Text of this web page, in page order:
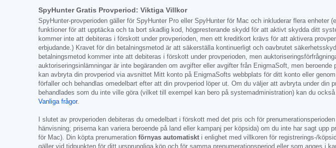
SpyHunter Gratis Provperiod: Viktiga Villkor
SpyHunter-provperioden gäller för SpyHunter Pro eller SpyHunter för Mac och inkluderar flera
funktioner för att upptäcka och ta bort skadlig kod, högpresterande skydd för att aktivt skydda ditt
kommer inte att debiteras i förskott under provperioden, men ett kreditkort krävs för att aktivera
erbjudande.) Kravet för din betalningsmetod är att säkerställa kontinuerligt och oavbrutet
betalningsmetod kommer inte att debiteras i förskott under provperioden, men
auktoriseringsinlämningar är inte begäranden om avgifter eller avgifter från EnigmaSoft, men
kan avbryta din provperiod via avsnittet Mitt konto på EnigmaSofts webbplats för ditt konto eller
förfaller och behandlas omedelbart efter att din provperiod löper ut. Om du väljer att avbryta under
behandlades som du inte ville göra (vilket till exempel kan bero på systemadministration) kan du
Vanliga frågor.
I slutet av provperioden debiteras du omedelbart i förskott med det pris och för
hänvisning; priserna kan variera beroende på land eller kampanj per köpsida) om du inte har sagt upp
för Mac). Din köpta prenumeration förnyas automatiskt i enlighet med villkoren för registrerings-/
gäller vid tidpunkten för ditt ursprungliga köp och för samma prenumerationsperiod eller som anges i